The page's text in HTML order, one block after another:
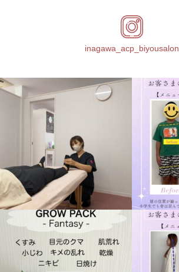
inagawa_acp_biyousalon